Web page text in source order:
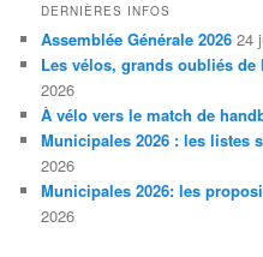
DERNIÈRES INFOS
Assemblée Générale 2026 24
Les vélos, grands oubliés de
2026
À vélo vers le match de
Municipales 2026 : les listes
2026
Municipales 2026: les
2026